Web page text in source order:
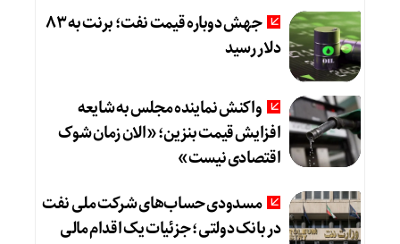
جهش دوباره قیمت نفت؛ برنت به ۸۳
دلار رسید
واکنش نماینده مجلس به شایعه
افزایش قیمت بنزین؛ «الان زمان شوک
اقتصادی نیست»
مسدودی حساب‌های شرکت ملی نفت
در بانک دولتی؛ جزئیات یک اقدام مالی